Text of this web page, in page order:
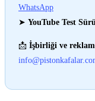
WhatsApp
➤ YouTube Test
📩 İşbirliği ve